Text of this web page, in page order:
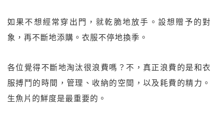
如果不想經常穿出門，就乾脆地放手。設想贈予的對
象，再不斷地添購。衣服不停地換季。
各位覺得不斷地淘汰很浪費嗎？不，真正浪費的是和衣
服搏鬥的時間，管理、收納的空間，以及耗費的精力。
生魚片的鮮度是最重要的。